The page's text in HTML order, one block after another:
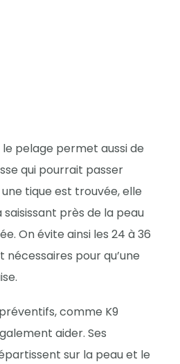
le pelage permet aussi de
qui pourrait passer
tique est trouvée, elle
près de la peau
On évite ainsi les 24 à 36
pour qu’une
comme K9
aider. Ses
sur la peau et le